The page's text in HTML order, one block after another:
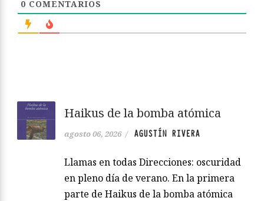
0 COMENTARIOS
Haikus de la bomba atómica
agosto 06, 2026 / AGUSTÍN RIVERA
Llamas en todas Direcciones: oscuridad
en pleno día de verano. En la primera
parte de Haikus de la bomba atómica